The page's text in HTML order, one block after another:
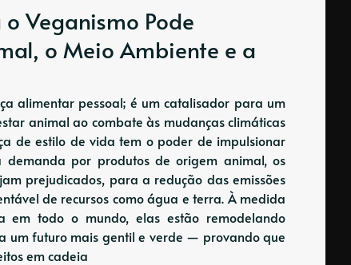
Veganismo Pode
o Meio Ambiente e a
alimentar pessoal; é um catalisador para um
animal ao combate às mudanças climáticas
de estilo de vida tem o poder de impulsionar
demanda por produtos de origem animal, os
prejudicados, para a redução das emissões
de recursos como água e terra. À medida
todo o mundo, elas estão remodelando
um futuro mais gentil e verde — provando que
em cadeia